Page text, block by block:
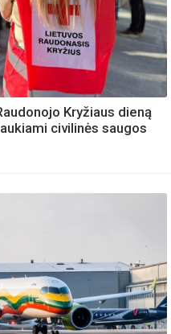
Kryžiaus dieną
civilinės saugos